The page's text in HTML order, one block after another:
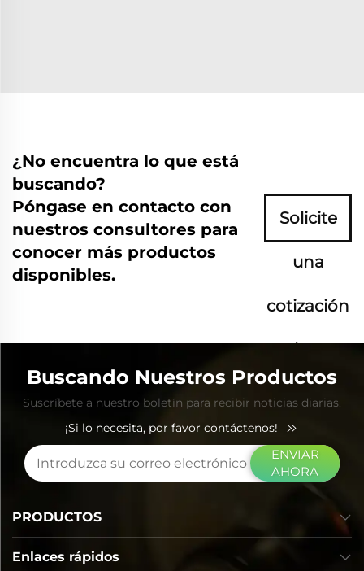
¿No encuentra lo que está
buscando?
Póngase en contacto con
nuestros consultores para
conocer más productos
disponibles.
Solicite
una
cotización
ahora
Buscando Nuestros Productos
Suscríbete a nuestro boletín para recibir noticias diarias.
¡Si lo necesita, por favor contáctenos!
ENVIAR
AHORA
Enlaces rápidos
PRODUCTOS